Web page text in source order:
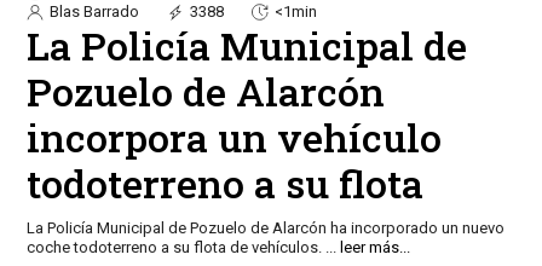
Blas Barrado
3388 <1min
La Policía Municipal de
Pozuelo de Alarcón
incorpora un vehículo
todoterreno a su flota
La Policía Municipal de Pozuelo de Alarcón ha incorporado un nuevo
coche todoterreno a su flota de vehículos. ... leer más...